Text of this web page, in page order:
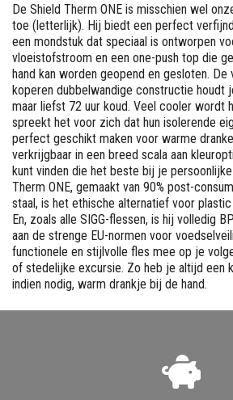
De Shield Therm ONE is misschien wel
toe (letterlijk). Hij biedt een perfect
een mondstuk dat speciaal is ontworpen
vloeistofstroom en een one-push top die
hand kan worden geopend en gesloten.
koperen dubbelwandige constructie houdt
maar liefst 72 uur koud. Veel cooler wordt
spreekt het voor zich dat hun isolerende
perfect geschikt maken voor warme
verkrijgbaar in een breed scala aan
kunt vinden die het beste bij je
Therm ONE, gemaakt van 90% post-
staal, is het ethische alternatief voor
En, zoals alle SIGG-flessen, is hij volledig
aan de strenge EU-normen voor
functionele en stijlvolle fles mee op je
of stedelijke excursie. Zo heb je altijd een
indien nodig, warm drankje bij de hand.